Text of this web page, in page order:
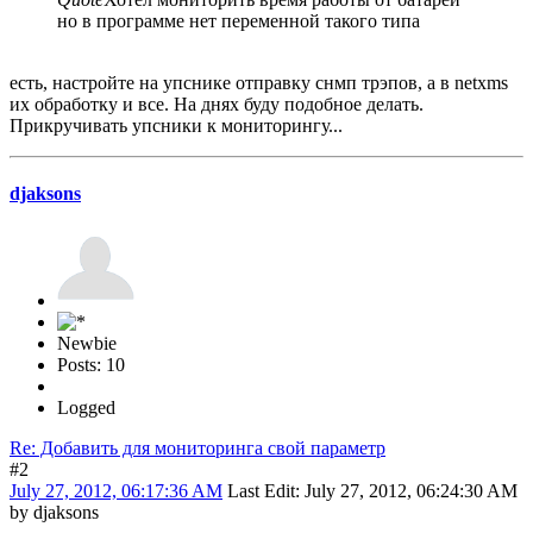
но в программе нет переменной такого типа
есть, настройте на упснике отправку снмп трэпов, а в netxms
их обработку и все. На днях буду подобное делать.
Прикручивать упсники к мониторингу...
djaksons
Newbie
Posts: 10
Logged
Re: Добавить для мониторинга свой параметр
#2
July 27, 2012, 06:17:36 AM Last Edit: July 27, 2012, 06:24:30 AM
by djaksons